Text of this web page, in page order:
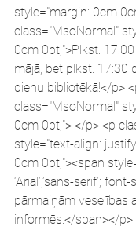
style="margin: 0cm
class="MsoNormal"
0cm 0pt;">Plkst.
mājā, bet plkst. 17:30
dienu bibliotēkā!</p>
class="MsoNormal"
0cm 0pt;"> </p> <p
style="text-align:
0cm 0pt;"><span
‘Arial’,’sans-serif’;
pārmaiņām veselības
informēs:</span></p>